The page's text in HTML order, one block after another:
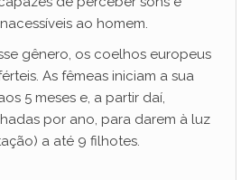
ao homem.
gênero, os coelhos europeus
As fêmeas iniciam a sua
5 meses e, a partir daí,
por ano, para darem à luz
a até 9 filhotes.